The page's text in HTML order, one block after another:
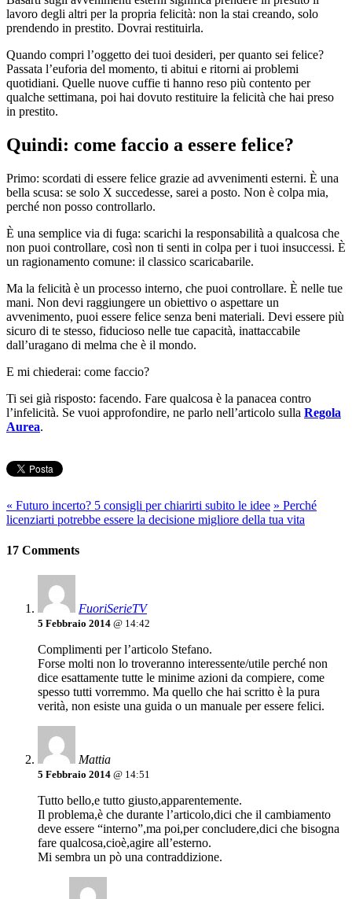
lavoro degli altri per la propria felicità: non la stai creando, solo
prendendo in prestito. Dovrai restituirla.
Quando compri l’oggetto dei tuoi desideri, per quanto sei felice?
Passata l’euforia del momento, ti abitui e ritorni ai problemi
quotidiani. Quelle nuove cuffie ti hanno reso più contento per
qualche settimana, poi hai dovuto restituire la felicità che hai preso
in prestito.
Quindi: come faccio a essere felice?
Primo: scordati di essere felice grazie ad avvenimenti esterni. È una
bella scusa: se solo X succedesse, sarei a posto. Non è colpa mia,
perché non posso controllarlo.
È una semplice via di fuga: scarichi la responsabilità a qualcosa che
non puoi controllare, così non ti senti in colpa per i tuoi insuccessi. È
un ragionamento comune: il classico scaricabarile.
Ma la felicità è un processo interno, che puoi controllare. È nelle tue
mani. Non devi raggiungere un obiettivo o aspettare un
avvenimento, puoi essere felice senza beni materiali. Devi essere più
sicuro di te stesso, fiducioso nelle tue capacità, inattaccabile
dall’uragano di melma che è il mondo.
E mi chiederai: come faccio?
Ti sei già risposto: facendo. Fare qualcosa è la panacea contro
l’infelicità. Se vuoi approfondire, ne parlo nell’articolo sulla Regola
Aurea.
« Futuro incerto? 5 consigli per chiarirti subito le idee » Perché
licenziarti potrebbe essere la decisione migliore della tua vita
17 Comments
FuoriSerieTV
5 Febbraio 2014 @ 14:42
Complimenti per l’articolo Stefano.
Forse molti non lo troveranno interessente/utile perché non
dice esattamente tutte le minime azioni da compiere, come
spesso tutti vorremmo. Ma quello che hai scritto è la pura
verità, non esiste una guida o un manuale per essere felici.
Mattia
5 Febbraio 2014 @ 14:51
Tutto bello,e tutto giusto,apparentemente.
Il problema,è che durante l’articolo,dici che il cambiamento
deve essere “interno”,ma poi,per concludere,dici che bisogna
fare qualcosa,cioè,agire all’esterno.
Mi sembra un pò una contraddizione.